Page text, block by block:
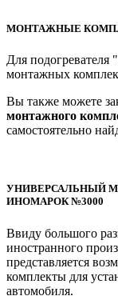
МОНТАЖНЫЕ
Для подогревателя
монтажных
Вы также можете
монтажного
самостоятельно
УНИВЕРСАЛЬНЫЙ
ИНОМАРОК №3000
Ввиду большого
иностранного
представляется
комплекты для
автомобиля.